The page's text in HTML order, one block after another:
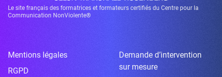
Le site français des formatrices et formateurs certifiés du Centre pour la
Communication NonViolente®
Mentions légales
RGPD
Demande d’intervention
sur mesure